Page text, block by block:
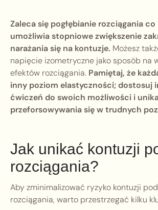
Zaleca się pogłębianie rozciągania
umożliwia stopniowe zwiększenie
narażania się na kontuzje. Możesz
napięcie izometryczne jako sposób na
efektów rozciągania. Pamiętaj, że
inny poziom elastyczności; dostosuj
ćwiczeń do swoich możliwości i
przeforsowywania się w trudnych
Jak unikać kontuzji
rozciągania?
Aby zminimalizować ryzyko kontuzji
rozciągania, warto przestrzegać kilku